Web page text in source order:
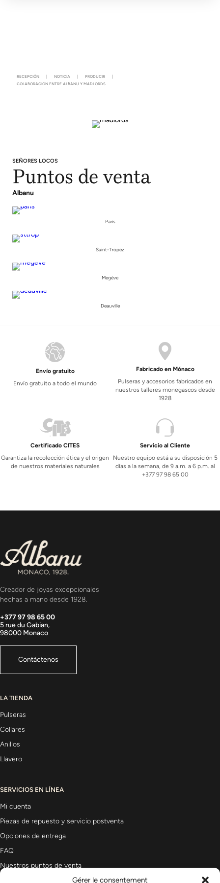
Gérer le consentement
RECEPCIÓN | NOTICIA | PRODUCIR
|
COLABORACIÓN ENTRE ALBANU Y MADLORDS
SEÑORES LOCOS
Puntos de venta
Albanu
París
Saint-Tropez
Megève
Deauville
Envío gratuito
Envío gratuito a todo el mundo
Fabricado en Mónaco
Pulseras y accesorios fabricados en
nuestros talleres monegascos desde
1928
Certificado CITES
Garantiza la recolección ética y el origen
de nuestros materiales naturales
Servicio al Cliente
Nuestro equipo está a su disposición 5
días a la semana, de 9 a.m. a 6 p.m. al
+377 97 98 65 00
Creador de joyas excepcionales
hechas a mano desde 1928.
+377 97 98 65 00
5 rue du Gabian,
98000 Monaco
Contáctenos
LA TIENDA
Pulseras
Collares
Anillos
Llavero
SERVICIOS EN LÍNEA
Mi cuenta
Piezas de repuesto y servicio postventa
Opciones de entrega
FAQ
Nuestros puntos de venta